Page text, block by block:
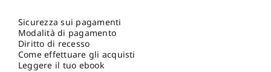
Sicurezza sui pagamenti
Modalità di pagamento
Diritto di recesso
Come effettuare gli acquisti
Leggere il tuo ebook